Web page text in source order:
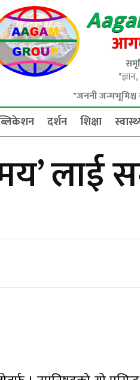
"जननी जन्मभूमिश्च
दर्शन शिक्षा
लाई